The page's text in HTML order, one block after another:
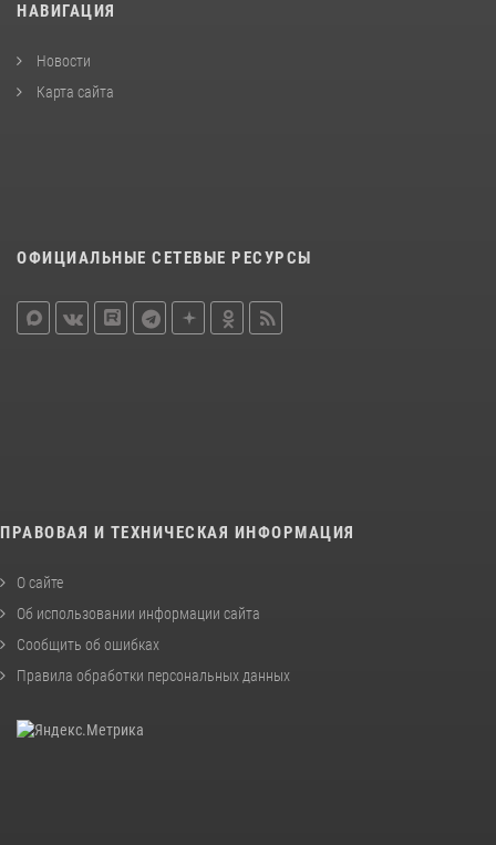
НАВИГАЦИЯ
Новости
Карта сайта
ОФИЦИАЛЬНЫЕ СЕТЕВЫЕ РЕСУРСЫ
ПРАВОВАЯ И ТЕХНИЧЕСКАЯ ИНФОРМАЦИЯ
О сайте
Об использовании информации сайта
Сообщить об ошибках
Правила обработки персональных данных